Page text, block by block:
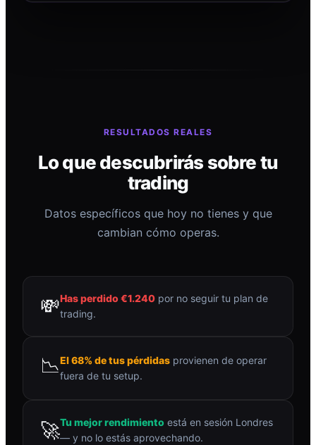
RESULTADOS REALES
Lo que descubrirás sobre tu
trading
Datos específicos que hoy no tienes y que
cambian cómo operas.
💸Has perdido €1.240 por no seguir tu plan de
trading.
📉El 68% de tus pérdidas provienen de operar
fuera de tu setup.
🚀Tu mejor rendimiento está en sesión Londres
— y no lo estás aprovechando.